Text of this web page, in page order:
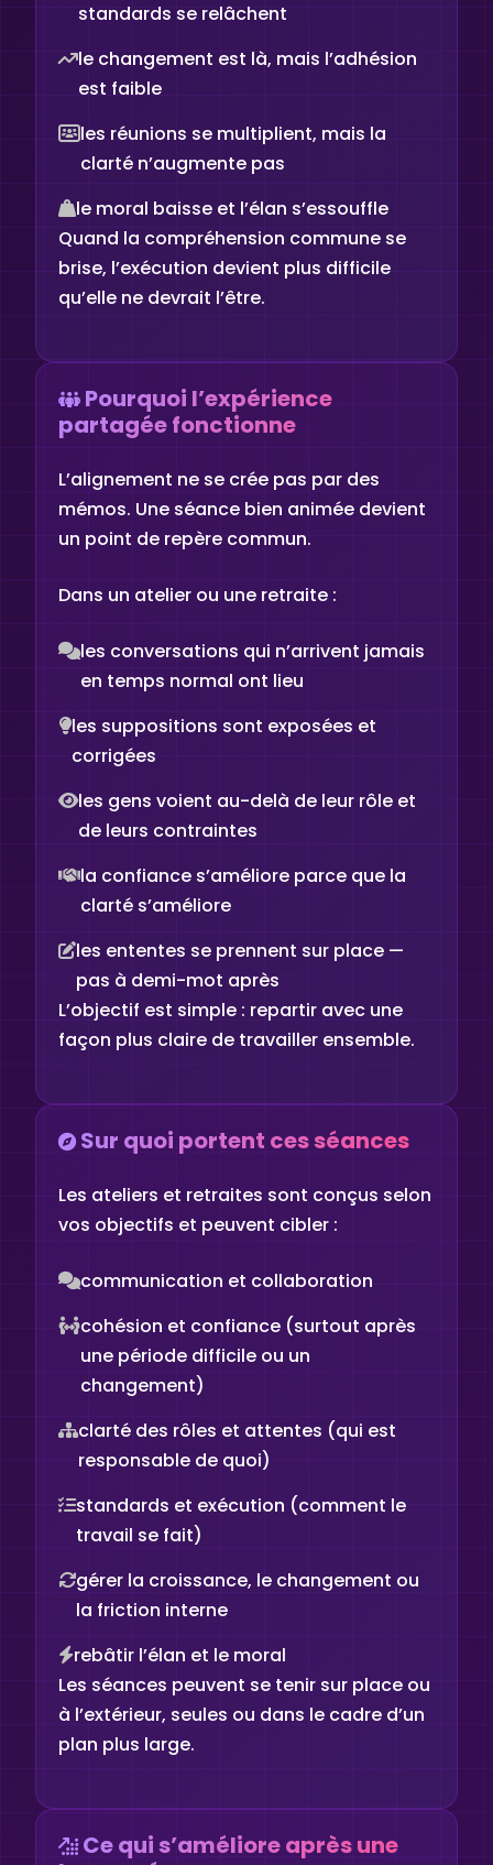
standards se relâchent
le changement est là, mais l’adhésion
est faible
les réunions se multiplient, mais la
clarté n’augmente pas
le moral baisse et l’élan s’essouffle
Quand la compréhension commune se
brise, l’exécution devient plus difficile
qu’elle ne devrait l’être.
Pourquoi l’expérience
partagée fonctionne
L’alignement ne se crée pas par des
mémos. Une séance bien animée devient
un point de repère commun.
Dans un atelier ou une retraite :
les conversations qui n’arrivent jamais
en temps normal ont lieu
les suppositions sont exposées et
corrigées
les gens voient au-delà de leur rôle et
de leurs contraintes
la confiance s’améliore parce que la
clarté s’améliore
les ententes se prennent sur place —
pas à demi-mot après
L’objectif est simple : repartir avec une
façon plus claire de travailler ensemble.
Sur quoi portent ces séances
Les ateliers et retraites sont conçus selon
vos objectifs et peuvent cibler :
communication et collaboration
cohésion et confiance (surtout après
une période difficile ou un
changement)
clarté des rôles et attentes (qui est
responsable de quoi)
standards et exécution (comment le
travail se fait)
gérer la croissance, le changement ou
la friction interne
rebâtir l’élan et le moral
Les séances peuvent se tenir sur place ou
à l’extérieur, seules ou dans le cadre d’un
plan plus large.
Ce qui s’améliore après une